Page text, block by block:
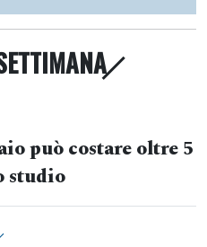
può costare oltre 5
studio